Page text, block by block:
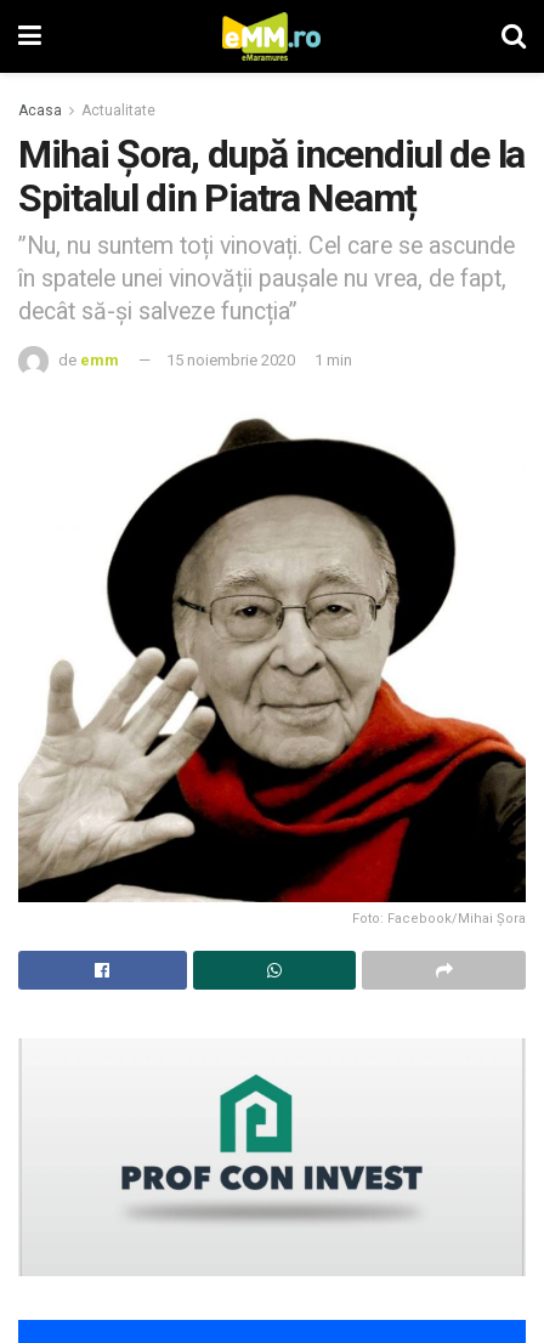
Acasa Actualitate
Mihai Șora, după incendiul de la
Spitalul din Piatra Neamț
”Nu, nu suntem toți vinovați. Cel care se ascunde
în spatele unei vinovății paușale nu vrea, de fapt,
decât să-și salveze funcția”
de emm 15 noiembrie 2020 1 min
Foto: Facebook/Mihai Șora